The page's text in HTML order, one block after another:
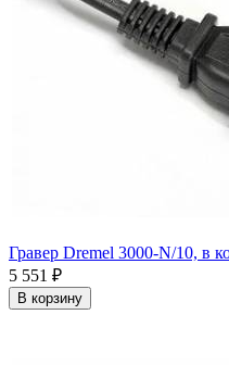
Гравер Dremel 3000-N/10, в
5 551
₽
В корзину